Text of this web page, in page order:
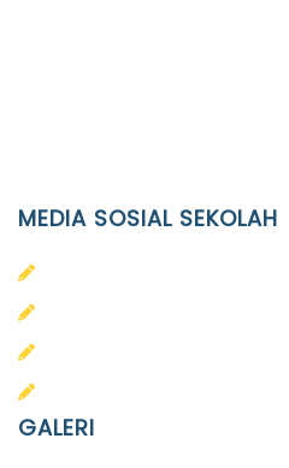
MEDIA SOSIAL SEKOLAH
GALERI